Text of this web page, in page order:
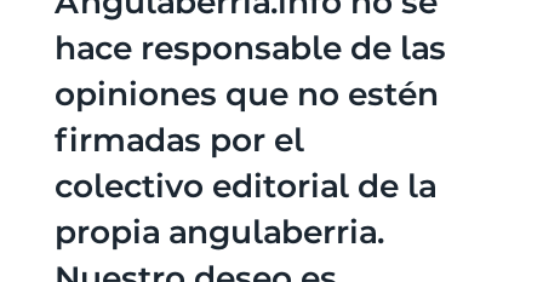
hace responsable de las
opiniones que no estén
firmadas por el
colectivo editorial de la
propia angulaberria.